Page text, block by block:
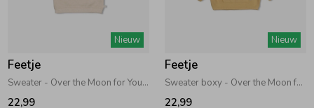
Nieuw
Feetje
Sweater - Over the Moon for You Offwhite melange
22,99
Nieuw
Feetje
Sweater boxy - Over the Moon for You Okergeel
22,99